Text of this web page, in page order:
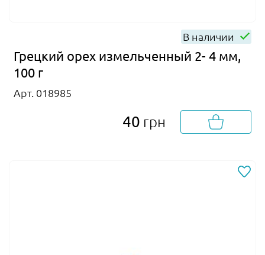
В наличии
Грецкий орех измельченный 2- 4 мм,
100 г
Арт. 018985
40 грн